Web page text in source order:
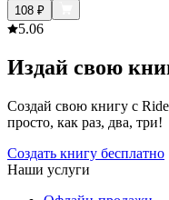
108 ₽
5.06
Издай свою
Создай свою книгу с
просто, как раз, два, три!
Создать книгу бесплатно
Наши услуги